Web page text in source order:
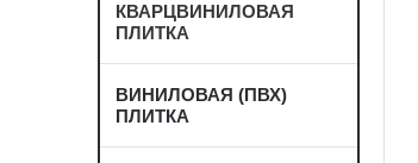
КВАРЦВИНИЛОВАЯ
ПЛИТКА
ВИНИЛОВАЯ (ПВХ)
ПЛИТКА